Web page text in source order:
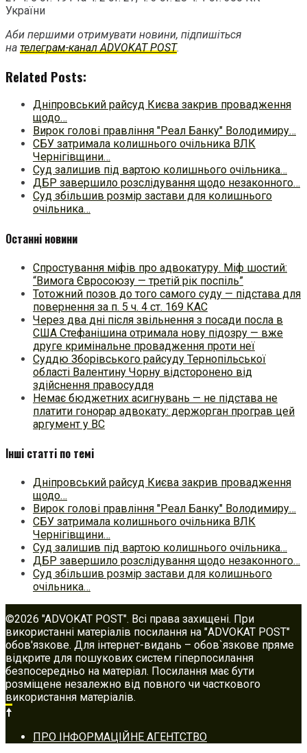
України
Аби першими отримувати новини, підпишіться
на телеграм-канал ADVOKAT POST.
Related Posts:
Дніпровський райсуд Києва закрив провадження
щодо…
Вирок голові правління "Реал Банку" Володимиру…
СБУ затримала колишнього очільника ВЛК
Чернігівщини…
Суд залишив під вартою колишнього очільника…
ДБР завершило розслідування щодо незаконного…
Суд збільшив розмір застави для колишнього
очільника…
Останні новини
Спростування міфів про адвокатуру. Міф шостий:
“Вимога Євросоюзу — третій рік поспіль”
Тотожний позов до того самого суду — підстава для
повернення за п. 5 ч. 4 ст. 169 КАС
Через два дні після звільнення з посади посла в
США Стефанішина отримала нову підозру — вже
друге кримінальне провадження проти неї
Суддю Зборівського райсуду Тернопільської
області Валентину Чорну відсторонено від
здійснення правосуддя
Немає бюджетних асигнувань — не підстава не
платити гонорар адвокату: держорган програв цей
аргумент у ВС
Інші статті по темі
Дніпровський райсуд Києва закрив провадження
щодо…
Вирок голові правління "Реал Банку" Володимиру…
СБУ затримала колишнього очільника ВЛК
Чернігівщини…
Суд залишив під вартою колишнього очільника…
ДБР завершило розслідування щодо незаконного…
Суд збільшив розмір застави для колишнього
очільника…
©2026 "ADVOKAT POST". Всі права захищені. При
використанні матеріалів посилання на "ADVOKAT POST"
обов'язкове. Для інтернет-видань – обов`язкове пряме
відкрите для пошукових систем гіперпосилання
безпосередньо на матеріал. Посилання має бути
розміщене незалежно від повного чи часткового
використання матеріалів.
Footer
navigation
ПРО ІНФОРМАЦІЙНЕ АГЕНТСТВО